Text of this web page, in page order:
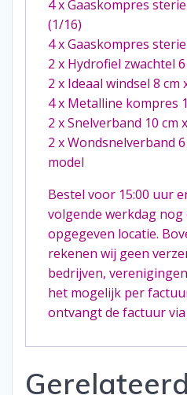
4 x Gaaskompres
(1/16)
4 x Gaaskompres
2 x Hydrofiel zwachtel
2 x Ideaal windsel 8 cm
4 x Metalline kompres
2 x Snelverband 10 cm
2 x Wondsnelverband
model
Bestel voor 15:00 uur
volgende werkdag nog
opgegeven locatie.
rekenen wij geen
bedrijven,
het mogelijk per
ontvangt de factuur via